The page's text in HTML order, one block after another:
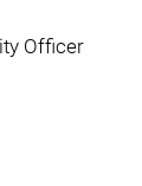
Officer